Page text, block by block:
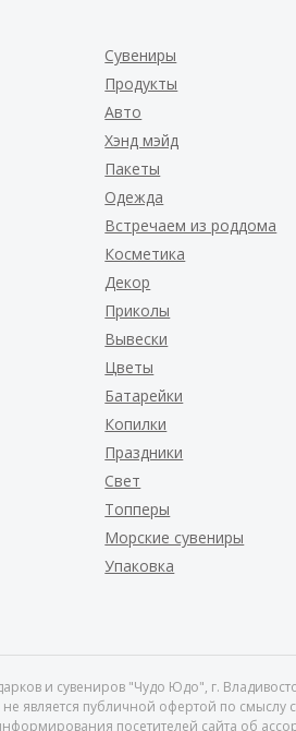
Сувениры
Продукты
Авто
Хэнд мэйд
Пакеты
Одежда
Встречаем из роддома
Косметика
Декор
Приколы
Вывески
Цветы
Батарейки
Копилки
Праздники
Свет
Топперы
Морские сувениры
Упаковка
и сувениров "Чудо Юдо", г.
является публичной офертой по смыслу
посетителей сайта об